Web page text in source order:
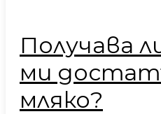
Получава
ми
мляко?